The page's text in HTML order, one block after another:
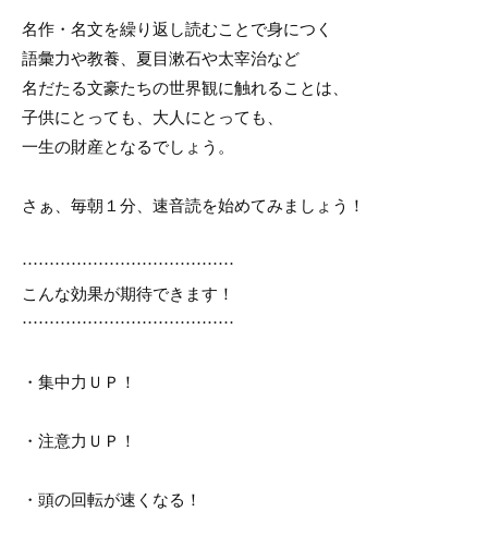
名作・名文を繰り返し読むことで身につく
語彙力や教養、夏目漱石や太宰治など
名だたる文豪たちの世界観に触れることは、
子供にとっても、大人にとっても、
一生の財産となるでしょう。
さぁ、毎朝１分、速音読を始めてみましょう！
…………………………………
こんな効果が期待できます！
…………………………………
・集中力ＵＰ！
・注意力ＵＰ！
・頭の回転が速くなる！